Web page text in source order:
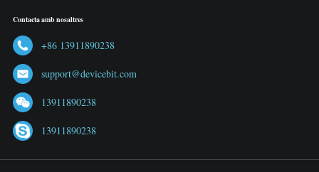
Contacta amb nosaltres
+86 13911890238
support@devicebit.com
13911890238
13911890238